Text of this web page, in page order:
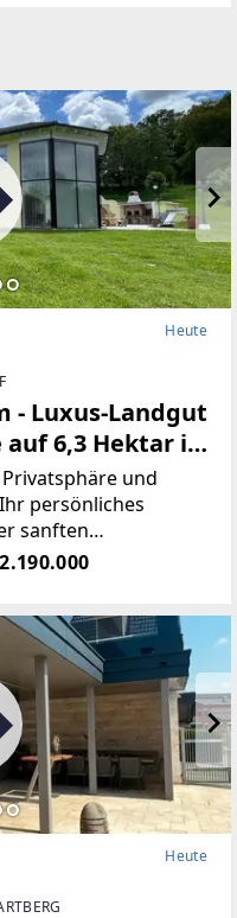
Heute
- Luxus-Landgut
6,3 Hektar in
und
persönliches
sanften
Trubel des Alltags
Heute